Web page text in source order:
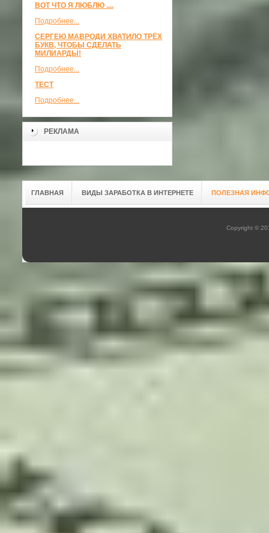
ВОТ ЧТО Я ЛЮБЛЮ ....
Подробнее...
СЕРГЕЮ МАВРОДИ ХВАТИЛО ТРЁХ
БУКВ, ЧТОБЫ СДЕЛАТЬ
МИЛИАРДЫ!
Подробнее...
ТЕСТ
Подробнее...
РЕКЛАМА
ГЛАВНАЯ ВИДЫ ЗАРАБОТКА В ИНТЕРНЕТЕ ПОЛЕЗНАЯ
Copyright ©